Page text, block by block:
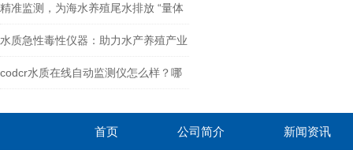
精准先锋
精准监测，为海水养殖尾水排放 “量体
裁衣”
水质急性毒性仪器：助力水产养殖产业
健康发展
codcr水质在线自动监测仪怎么样？哪
首页 公司简介 新闻资讯